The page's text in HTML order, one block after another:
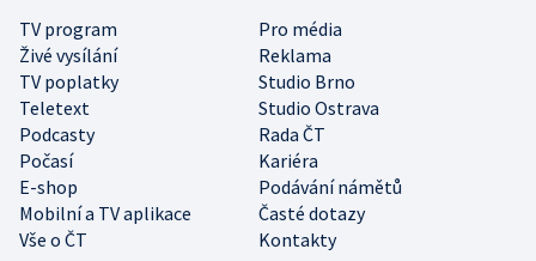
TV program
Pro média
Živé vysílání
Reklama
TV poplatky
Studio Brno
Teletext
Studio Ostrava
Podcasty
Rada ČT
Počasí
Kariéra
E-shop
Podávání námětů
Mobilní a TV aplikace
Časté dotazy
Vše o ČT
Kontakty